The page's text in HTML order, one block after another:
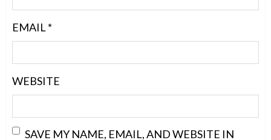
EMAIL*
WEBSITE
SAVE MY NAME, EMAIL, AND WEBSITE IN